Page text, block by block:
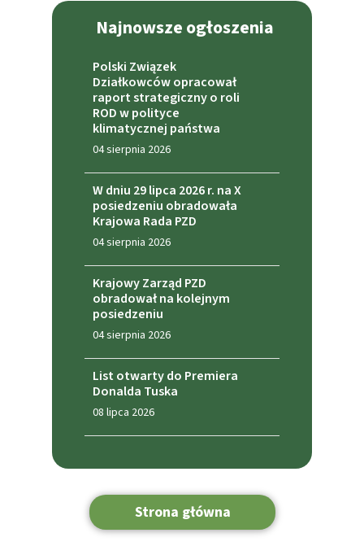
Najnowsze ogłoszenia
Polski Związek
Działkowców opracował
raport strategiczny o roli
ROD w polityce
klimatycznej państwa
04 sierpnia 2026
W dniu 29 lipca 2026 r. na X
posiedzeniu obradowała
Krajowa Rada PZD
04 sierpnia 2026
Krajowy Zarząd PZD
obradował na kolejnym
posiedzeniu
04 sierpnia 2026
List otwarty do Premiera
Donalda Tuska
08 lipca 2026
Strona główna